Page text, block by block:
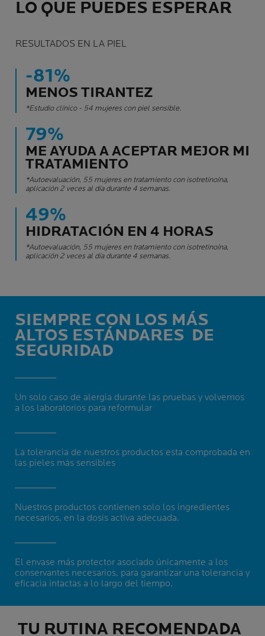
LO QUE PUEDES ESPERAR
RESULTADOS EN LA PIEL
-81%
MENOS TIRANTEZ
*Estudio clínico - 54 mujeres con piel sensible.
79%
ME AYUDA A ACEPTAR MEJOR MI
TRATAMIENTO
*Autoevaluación, 55 mujeres en tratamiento con isotretinoína,
aplicación 2 veces al día durante 4 semanas.
49%
HIDRATACIÓN EN 4 HORAS
*Autoevaluación, 55 mujeres en tratamiento con isotretinoína,
aplicación 2 veces al día durante 4 semanas.
SIEMPRE CON LOS MÁS
ALTOS ESTÁNDARES DE
SEGURIDAD
Un solo caso de alergia durante las pruebas y volvemos
a los laboratorios para reformular
La tolerancia de nuestros productos esta comprobada en
las pieles más sensibles
Nuestros productos contienen solo los ingredientes
necesarios, en la dosis activa adecuada.
El envase más protector asociado únicamente a los
conservantes necesarios, para garantizar una tolerancia y
eficacia intactas a lo largo del tiempo.
TU RUTINA RECOMENDADA